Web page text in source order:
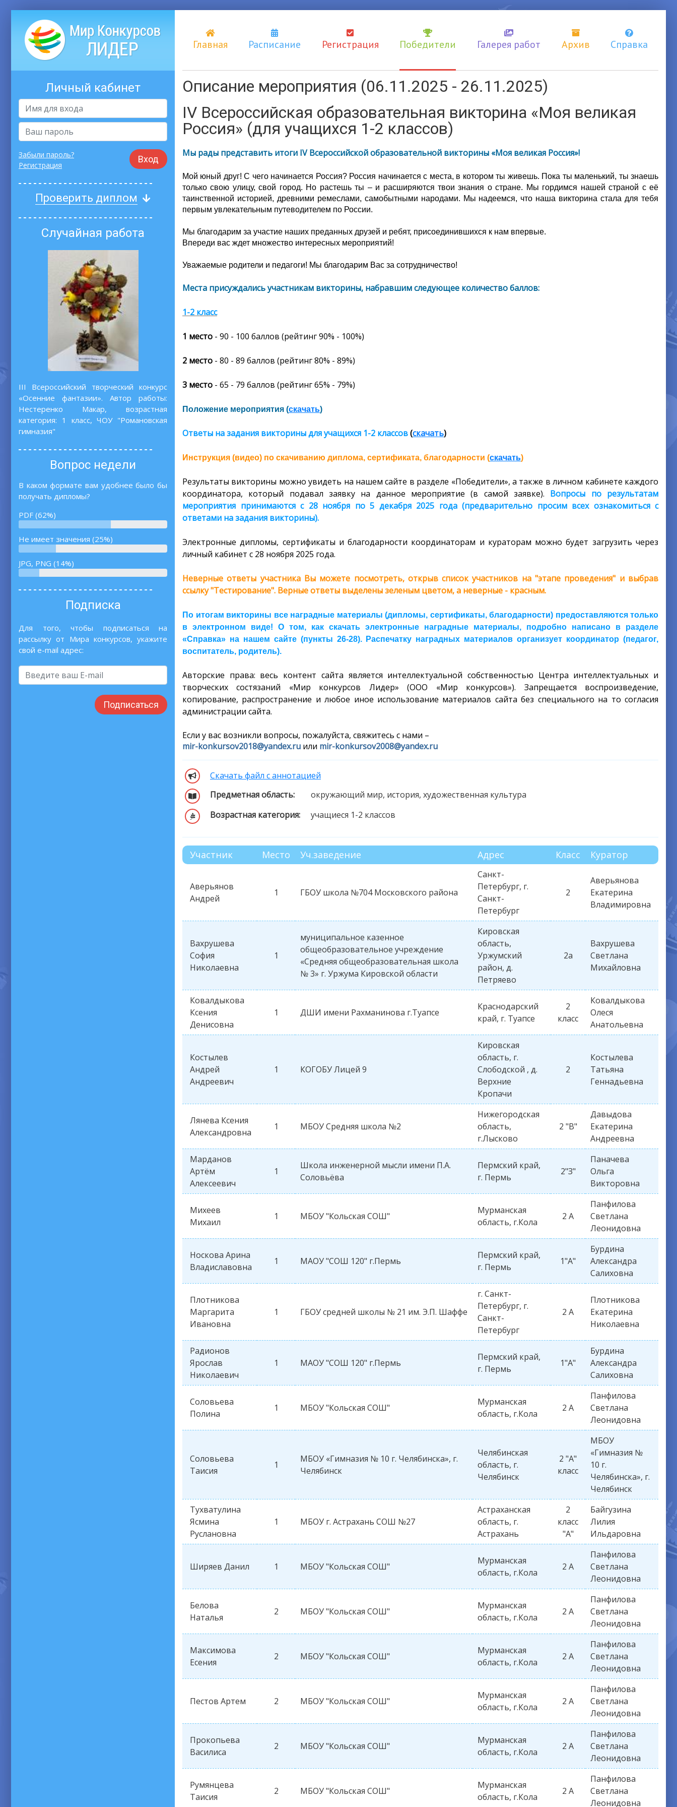
Главная Расписание Регистрация Победители Галерея работ Архив Справка
Личный кабинет
Вход
Забыли пароль?
Регистрация
Проверить диплом
Случайная работа
III Всероссийский творческий конкурс
«Осенние фантазии». Автор работы:
Нестеренко Макар, возрастная
категория: 1 класс, ЧОУ "Романовская
гимназия"
Вопрос недели
В каком формате вам удобнее было бы
получать дипломы?
PDF (62%)
Не имеет значения (25%)
JPG, PNG (14%)
Подписка
Для того, чтобы подписаться на
рассылку от Мира конкурсов, укажите
свой e-mail адрес:
Подписаться
Описание мероприятия (06.11.2025 - 26.11.2025)
IV Всероссийская образовательная викторина «Моя великая
Россия» (для учащихся 1-2 классов)
Мы рады представить итоги IVВсероссийской образовательной викторины «Моя великая Россия»!
Мой юный друг! С чего начинается Россия? Россия начинается с места, в котором ты живешь. Пока ты маленький, ты знаешь
только свою улицу, свой город. Но растешь ты – и расширяются твои знания о стране. Мы гордимся нашей страной с её
таинственной историей, древними ремеслами, самобытными народами. Мы надеемся, что наша викторина стала для тебя
первым увлекательным путеводителем по России.
Мы благодарим за участие наших преданных друзей и ребят, присоединившихся к нам впервые.
Впереди вас ждет множество интересных мероприятий!
Уважаемые родители и педагоги! Мы благодарим Вас за сотрудничество!
Места присуждались участникам викторины, набравшим следующее количество баллов:
1-2 класс
1 место - 90 - 100 баллов (рейтинг 90% - 100%)
2 место - 80 - 89 баллов (рейтинг 80% - 89%)
3 место - 65 - 79 баллов (рейтинг 65% - 79%)
Положение мероприятия (скачать)
Ответы на задания викторины для учащихся 1-2 классов(скачать)
Инструкция (видео) по скачиванию диплома, сертификата, благодарности (скачать)
Результаты викторины можно увидеть на нашем сайте в разделе «Победители», а также в личном кабинете каждого
координатора, который подавал заявку на данное мероприятие (в самой заявке). Вопросы по результатам
мероприятия принимаются с 28 ноября по 5 декабря 2025 года (предварительно просим всех ознакомиться с
ответами на задания викторины).
Электронные дипломы, сертификаты и благодарности координаторам и кураторам можно будет загрузить через
личный кабинет с 28 ноября 2025 года.
Неверные ответы участника Вы можете посмотреть, открыв список участников на "этапе проведения" и выбрав
ссылку "Тестирование". Верные ответы выделены зеленым цветом, а неверные - красным.
По итогам викторины все наградные материалы (дипломы, сертификаты, благодарности) предоставляются только
в электронном виде! О том, как скачать электронные наградные материалы, подробно написано в разделе
«Справка» на нашем сайте (пункты 26-28). Распечатку наградных материалов организует координатор (педагог,
воспитатель, родитель).
Авторские права: весь контент сайта является интеллектуальной собственностью Центра интеллектуальных и
творческих состязаний «Мир конкурсов Лидер» (ООО «Мир конкурсов»). Запрещается воспроизведение,
копирование, распространение и любое иное использование материалов сайта без специального на то согласия
администрации сайта.
Если у вас возникли вопросы, пожалуйста, свяжитесь с нами –
mir-konkursov2018@yandex.ru или mir-konkursov2008@yandex.ru
Скачать файл с аннотацией
Предметная область:
окружающий мир, история, художественная культура
Возрастная категория:
учащиеся 1-2 классов
Участник Место Уч.заведение Адрес Класс Куратор
Аверьянов
Андрей
1 ГБОУ школа №704 Московского района
Санкт-
Петербург, г.
Санкт-
Петербург
2
Аверьянова
Екатерина
Владимировна
Вахрушева
София
Николаевна
1
муниципальное казенное
общеобразовательное учреждение
«Средняя общеобразовательная школа
№ 3» г. Уржума Кировской области
Кировская
область,
Уржумский
район, д.
Петряево
2а
Вахрушева
Светлана
Михайловна
Ковалдыкова
Ксения
Денисовна
1 ДШИ имени Рахманинова г.Туапсе
Краснодарский
край, г. Туапсе
2
класс
Ковалдыкова
Олеся
Анатольевна
Костылев
Андрей
Андреевич
1 КОГОБУ Лицей 9
Кировская
область, г.
Слободской , д.
Верхние
Кропачи
2
Костылева
Татьяна
Геннадьевна
Лянева Ксения
Александровна
1 МБОУ Средняя школа №2
Нижегородская
область,
г.Лысково
2 "В"
Давыдова
Екатерина
Андреевна
Марданов
Артём
Алексеевич
1
Школа инженерной мысли имени П.А.
Соловьёва
Пермский край,
г. Пермь
2"З"
Паначева
Ольга
Викторовна
Михеев
Михаил
1 МБОУ "Кольская СОШ"
Мурманская
область, г.Кола
2 А
Панфилова
Светлана
Леонидовна
Носкова Арина
Владиславовна
1 МАОУ "СОШ 120" г.Пермь
Пермский край,
г. Пермь
1"А"
Бурдина
Александра
Салиховна
Плотникова
Маргарита
Ивановна
1 ГБОУ средней школы № 21 им. Э.П. Шаффе
г. Санкт-
Петербург, г.
Санкт-
Петербург
2 А
Плотникова
Екатерина
Николаевна
Радионов
Ярослав
Николаевич
1 МАОУ "СОШ 120" г.Пермь
Пермский край,
г. Пермь
1"А"
Бурдина
Александра
Салиховна
Соловьева
Полина
1 МБОУ "Кольская СОШ"
Мурманская
область, г.Кола
2 А
Панфилова
Светлана
Леонидовна
Соловьева
Таисия
1
МБОУ «Гимназия № 10 г. Челябинска», г.
Челябинск
Челябинская
область, г.
Челябинск
2 "А"
класс
МБОУ
«Гимназия №
10 г.
Челябинска», г.
Челябинск
Тухватулина
Ясмина
Руслановна
1 МБОУ г. Астрахань СОШ №27
Астраханская
область, г.
Астрахань
2
класс
"А"
Байгузина
Лилия
Ильдаровна
Ширяев Данил 1 МБОУ "Кольская СОШ"
Мурманская
область, г.Кола
2 А
Панфилова
Светлана
Леонидовна
Белова
Наталья
2 МБОУ "Кольская СОШ"
Мурманская
область, г.Кола
2 А
Панфилова
Светлана
Леонидовна
Максимова
Есения
2 МБОУ "Кольская СОШ"
Мурманская
область, г.Кола
2 А
Панфилова
Светлана
Леонидовна
Пестов Артем 2 МБОУ "Кольская СОШ"
Мурманская
область, г.Кола
2 А
Панфилова
Светлана
Леонидовна
Прокопьева
Василиса
2 МБОУ "Кольская СОШ"
Мурманская
область, г.Кола
2 А
Панфилова
Светлана
Леонидовна
Румянцева
Таисия
2 МБОУ "Кольская СОШ"
Мурманская
область, г.Кола
2 А
Панфилова
Светлана
Леонидовна